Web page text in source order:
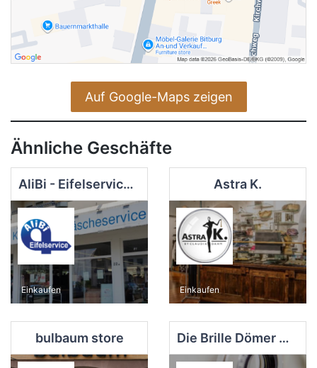
Auf Google-Maps zeigen
Ähnliche Geschäfte
AliBi - Eifelservice gemeinnützige Gesellschaft für Arbeit und Qualifizierung mbH
Einkaufen
Astra K.
Einkaufen
bulbaum store Die Brille Dömer GmbH